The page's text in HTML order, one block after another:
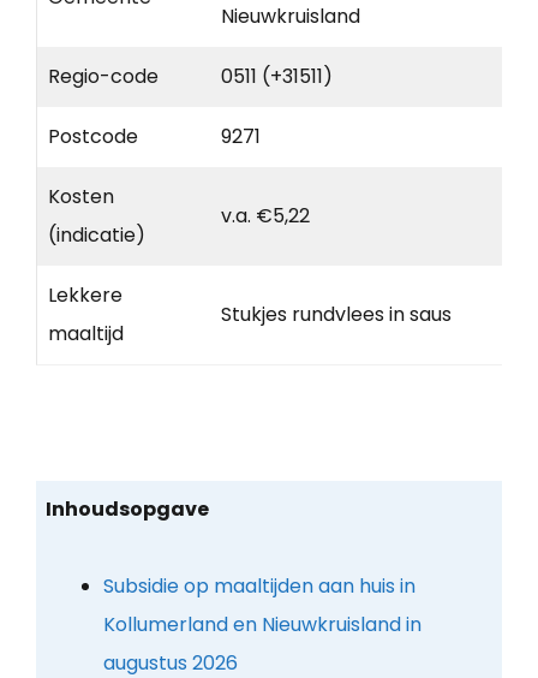
Nieuwkruisland
Regio-code 0511 (+31511)
Postcode 9271
Kosten
(indicatie)
v.a. €5,22
Lekkere
maaltijd
Stukjes rundvlees in saus
Inhoudsopgave
Subsidie op maaltijden aan huis in
Kollumerland en Nieuwkruisland in
augustus 2026